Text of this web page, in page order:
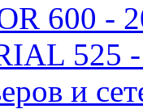
600 -
525
и